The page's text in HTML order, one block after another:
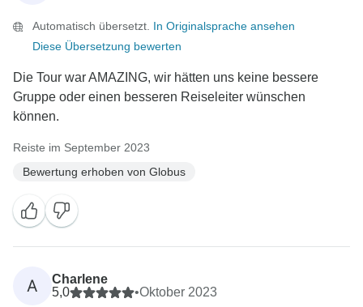
Automatisch übersetzt. In Originalsprache ansehen
Diese Übersetzung bewerten
Die Tour war AMAZING, wir hätten uns keine bessere
Gruppe oder einen besseren Reiseleiter wünschen
können.
Reiste im September 2023
Bewertung erhoben von Globus
A
Charlene
5,0
•Oktober 2023